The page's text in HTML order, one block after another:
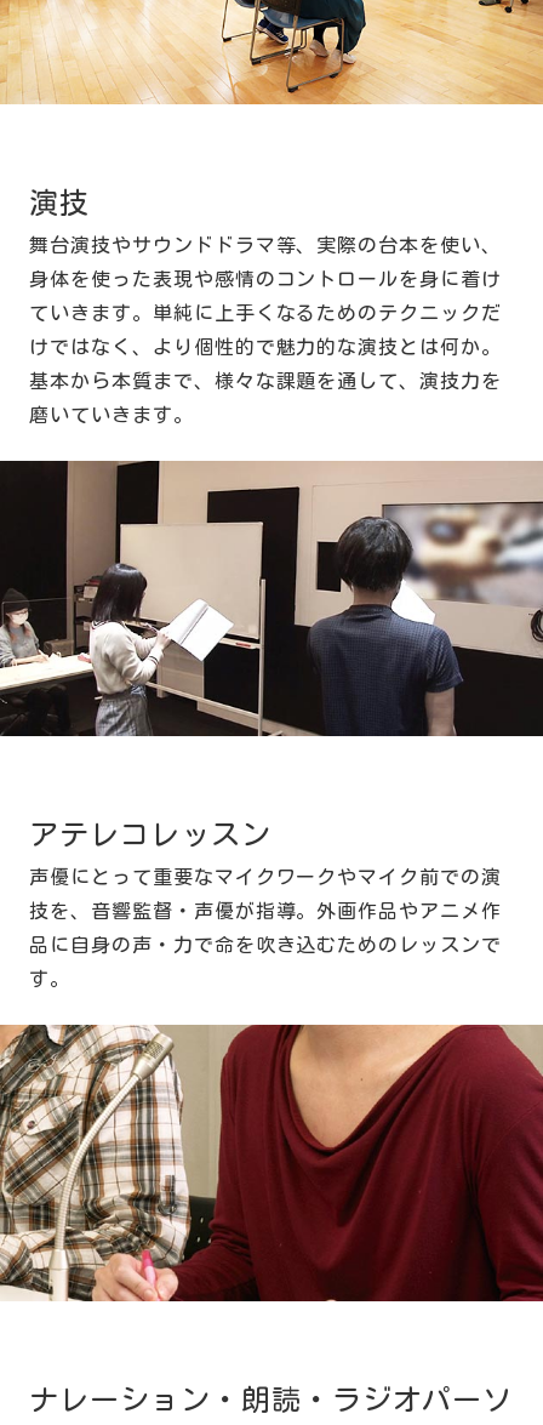
演技
舞台演技やサウンドドラマ等、実際の台本を使い、
身体を使った表現や感情のコントロールを身に着け
ていきます。単純に上手くなるためのテクニックだ
けではなく、より個性的で魅力的な演技とは何か。
基本から本質まで、様々な課題を通して、演技力を
磨いていきます。
アテレコレッスン
声優にとって重要なマイクワークやマイク前での演
技を、音響監督・声優が指導。外画作品やアニメ作
品に自身の声・力で命を吹き込むためのレッスンで
す。
ナレーション・朗読・ラジオパーソ